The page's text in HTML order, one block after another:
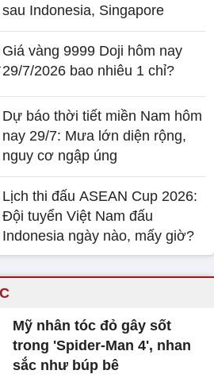
sau Indonesia, Singapore
Giá vàng 9999 Doji hôm nay
29/7/2026 bao nhiêu 1 chỉ?
Dự báo thời tiết miền Nam hôm
nay 29/7: Mưa lớn diện rộng,
nguy cơ ngập úng
Lịch thi đấu ASEAN Cup 2026:
Đội tuyển Việt Nam đấu
Indonesia ngày nào, mấy giờ?
Mỹ nhân tóc đỏ gây sốt
trong 'Spider-Man 4', nhan
sắc như búp bê